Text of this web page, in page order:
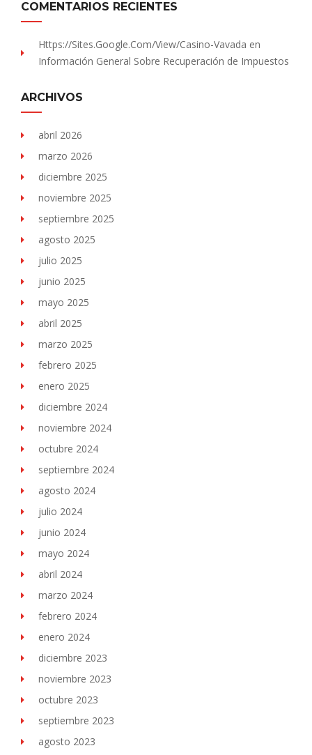
COMENTARIOS RECIENTES
Https://sites.Google.com/view/Casino-Vavada en
Información General Sobre Recuperación de Impuestos
ARCHIVOS
abril 2026
marzo 2026
diciembre 2025
noviembre 2025
septiembre 2025
agosto 2025
julio 2025
junio 2025
mayo 2025
abril 2025
marzo 2025
febrero 2025
enero 2025
diciembre 2024
noviembre 2024
octubre 2024
septiembre 2024
agosto 2024
julio 2024
junio 2024
mayo 2024
abril 2024
marzo 2024
febrero 2024
enero 2024
diciembre 2023
noviembre 2023
octubre 2023
septiembre 2023
agosto 2023